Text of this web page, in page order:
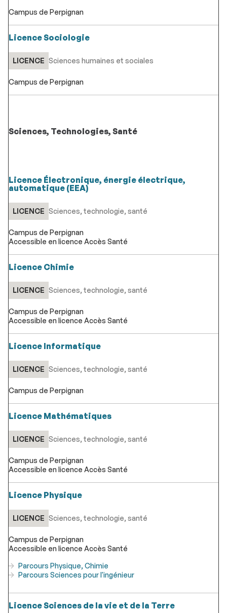
Campus de Perpignan
Licence Sociologie
LICENCE Sciences humaines et sociales
Campus de Perpignan
Sciences, Technologies, Santé
Licence Électronique, énergie électrique,
automatique (EEA)
LICENCE Sciences, technologie, santé
Campus de Perpignan
Accessible en licence Accès Santé
Licence Chimie
LICENCE Sciences, technologie, santé
Campus de Perpignan
Accessible en licence Accès Santé
Licence Informatique
LICENCE Sciences, technologie, santé
Campus de Perpignan
Licence Mathématiques
LICENCE Sciences, technologie, santé
Campus de Perpignan
Accessible en licence Accès Santé
Licence Physique
LICENCE Sciences, technologie, santé
Campus de Perpignan
Accessible en licence Accès Santé
Parcours Physique, Chimie
Parcours Sciences pour l'ingénieur
Licence Sciences de la vie et de la Terre